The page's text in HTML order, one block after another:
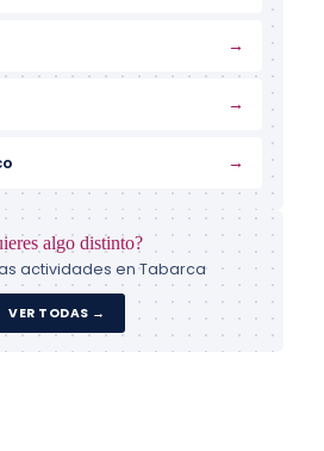
→
→
→
algo distinto?
actividades en Tabarca
VER TODAS →